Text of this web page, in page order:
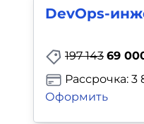
DevOps-
197 143 69
Рассрочка: 3
Оформить